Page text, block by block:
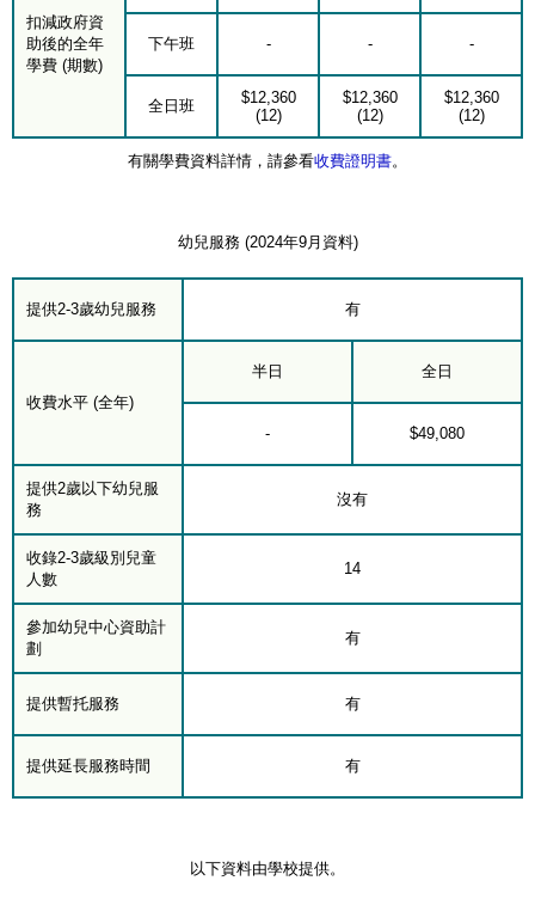
扣減政府資
助後的全年
學費 (期數)
下午班 - - -
全日班
$12,360
(12)
$12,360
(12)
$12,360
(12)
有關學費資料詳情，請參看收費證明書。
幼兒服務 (2024年9月資料)
提供2-3歲幼兒服務 有
收費水平 (全年)
半日 全日
- $49,080
提供2歲以下幼兒服
務
沒有
收錄2-3歲級別兒童
人數
14
參加幼兒中心資助計
劃
有
提供暫托服務 有
提供延長服務時間 有
以下資料由學校提供。